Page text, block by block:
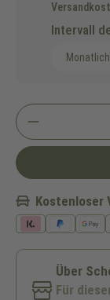
Intervall
Kostenloser
Über
Für